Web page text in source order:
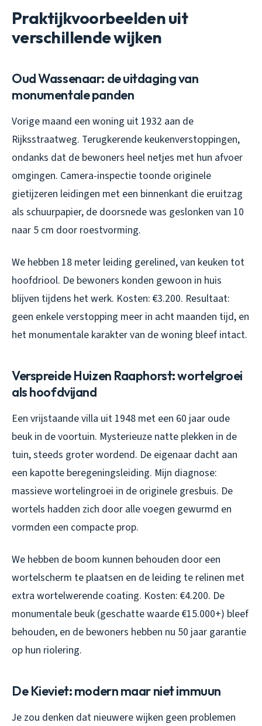
Praktijkvoorbeelden uit
verschillende wijken
Oud Wassenaar: de uitdaging van
monumentale panden
Vorige maand een woning uit 1932 aan de
Rijksstraatweg. Terugkerende keukenverstoppingen,
ondanks dat de bewoners heel netjes met hun afvoer
omgingen. Camera-inspectie toonde originele
gietijzeren leidingen met een binnenkant die eruitzag
als schuurpapier, de doorsnede was geslonken van 10
naar 5 cm door roestvorming.
We hebben 18 meter leiding gerelined, van keuken tot
hoofdriool. De bewoners konden gewoon in huis
blijven tijdens het werk. Kosten: €3.200. Resultaat:
geen enkele verstopping meer in acht maanden tijd, en
het monumentale karakter van de woning bleef intact.
Verspreide Huizen Raaphorst: wortelgroei
als hoofdvijand
Een vrijstaande villa uit 1948 met een 60 jaar oude
beuk in de voortuin. Mysterieuze natte plekken in de
tuin, steeds groter wordend. De eigenaar dacht aan
een kapotte beregeningsleiding. Mijn diagnose:
massieve wortelingroei in de originele gresbuis. De
wortels hadden zich door alle voegen gewurmd en
vormden een compacte prop.
We hebben de boom kunnen behouden door een
wortelscherm te plaatsen en de leiding te relinen met
extra wortelwerende coating. Kosten: €4.200. De
monumentale beuk (geschatte waarde €15.000+) bleef
behouden, en de bewoners hebben nu 50 jaar garantie
op hun riolering.
De Kieviet: modern maar niet immuun
Je zou denken dat nieuwere wijken geen problemen